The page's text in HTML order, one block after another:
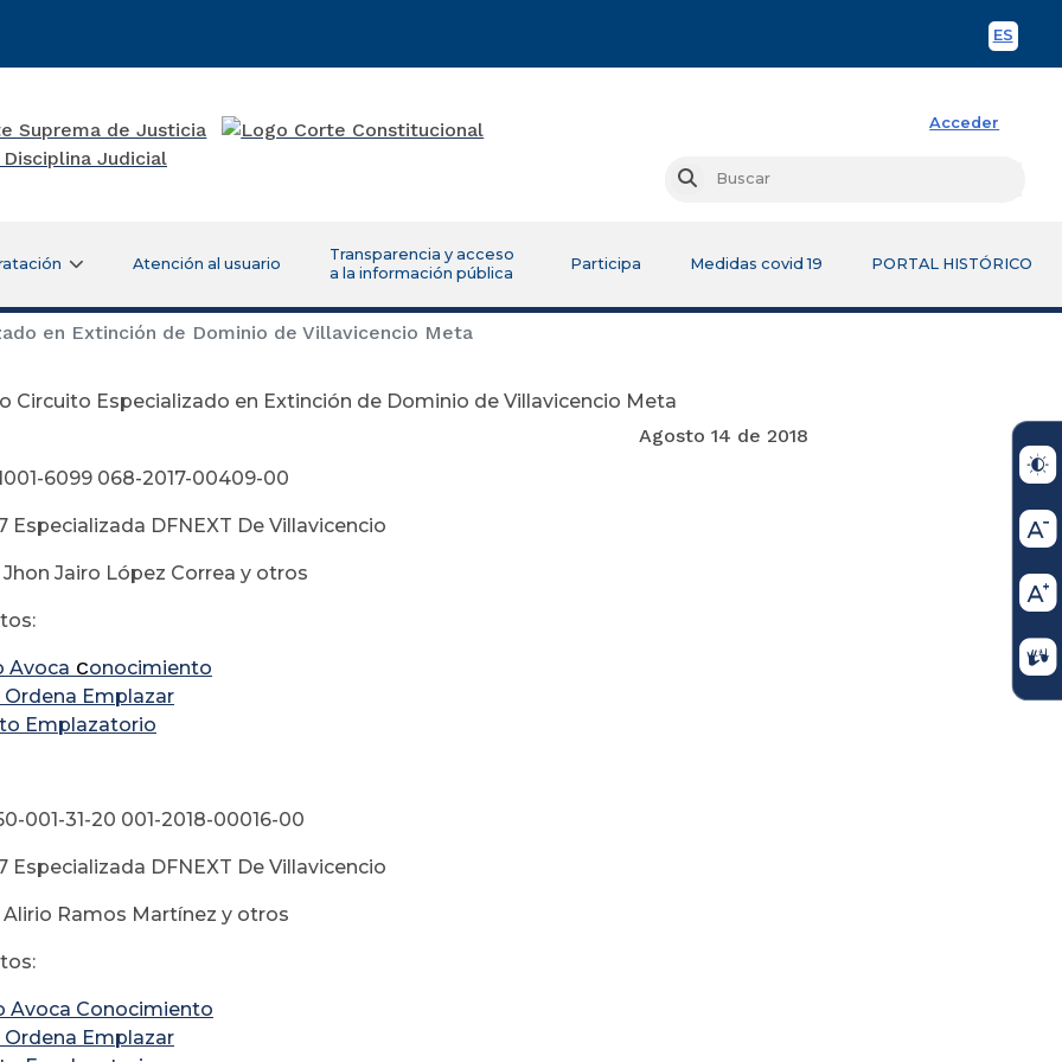
ES
Acceder
Buscar
Atención al usuario
Transparencia y acceso
a la información pública
Participa Medidas covid 19 PORTAL HISTÓRICO
en Extinción de Dominio de Villavicencio Meta
Circuito Especializado en Extinción de Dominio de Villavicencio Meta
14 de 2018
6099 068-2017-00409-00
Especializada DFNEXT De Villavicencio
Jairo López Correa y otros
Avoca Conocimiento
Emplazar
Emplazatorio
001-31-20 001-2018-00016-00
Especializada DFNEXT De Villavicencio
Ramos Martínez y otros
Avoca Conocimiento
Emplazar